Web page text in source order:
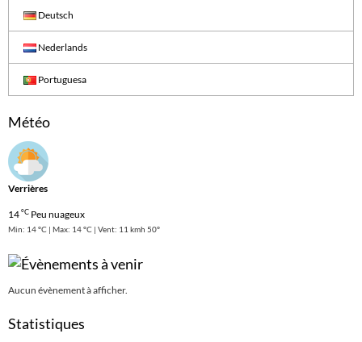
Deutsch
Nederlands
Portuguesa
Météo
Verrières
14°C Peu nuageux
Min: 14 °C | Max: 14 °C | Vent: 11 kmh 50°
Aucun évènement à afficher.
Statistiques